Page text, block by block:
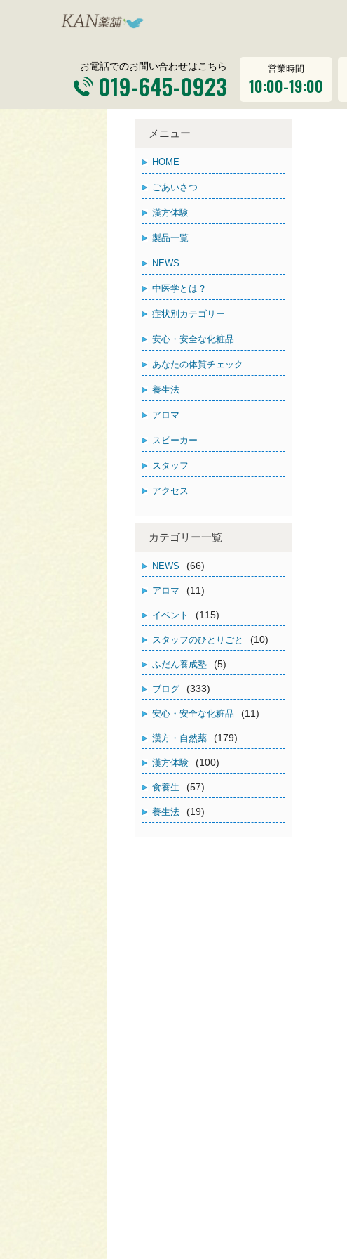
お電話でのお問い合わせはこちら
019-645-0923
営業時間
10:00-19:00
メニュー
HOME
ごあいさつ
漢方体験
製品一覧
NEWS
中医学とは？
症状別カテゴリー
安心・安全な化粧品
あなたの体質チェック
養生法
アロマ
スピーカー
スタッフ
アクセス
カテゴリー一覧
NEWS (66)
アロマ (11)
イベント (115)
スタッフのひとりごと (10)
ふだん養成塾 (5)
ブログ (333)
安心・安全な化粧品 (11)
漢方・自然薬 (179)
漢方体験 (100)
食養生 (57)
養生法 (19)